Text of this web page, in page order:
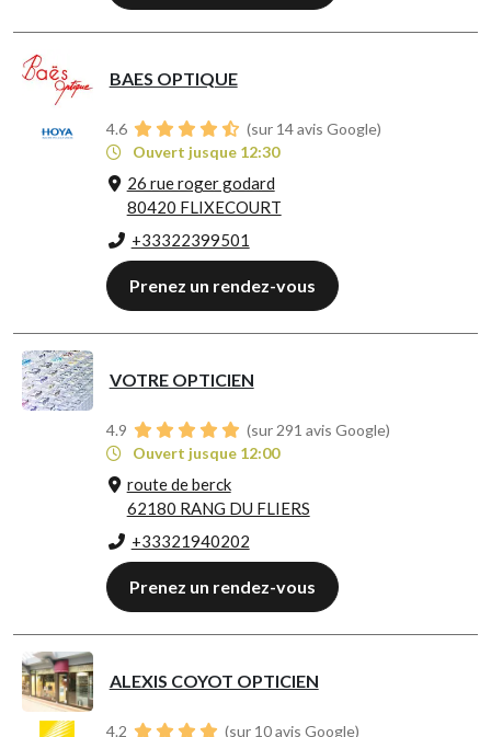
BAES OPTIQUE
4.6
(sur 14 avis Google)
Ouvert jusque 12:30
26 rue roger godard
80420 FLIXECOURT
+33322399501
Prenez un rendez-vous
VOTRE OPTICIEN
4.9
(sur 291 avis Google)
Ouvert jusque 12:00
route de berck
62180 RANG DU FLIERS
+33321940202
Prenez un rendez-vous
ALEXIS COYOT OPTICIEN
4.2 (sur 10 avis Google)